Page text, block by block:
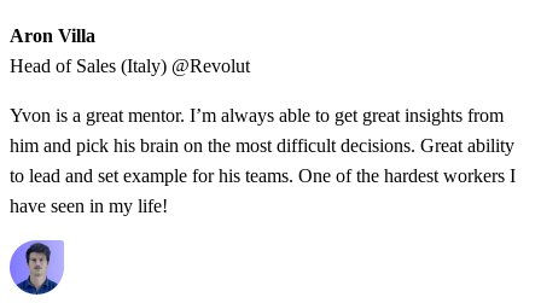
Aron Villa
Head of Sales (Italy) @Revolut
Yvon is a great mentor. I’m always able to get great insights from
him and pick his brain on the most difficult decisions. Great ability
to lead and set example for his teams. One of the hardest workers I
have seen in my life!